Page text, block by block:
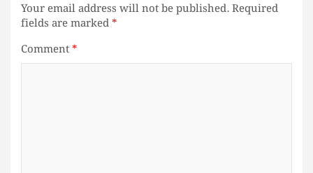
Your email address will not be published.Required
fields are marked*
Comment*